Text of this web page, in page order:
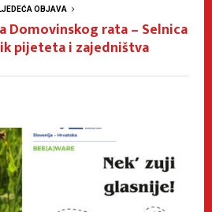
OBJAVA
Domovinskog rata – Selnica
pijeteta i zajedništva